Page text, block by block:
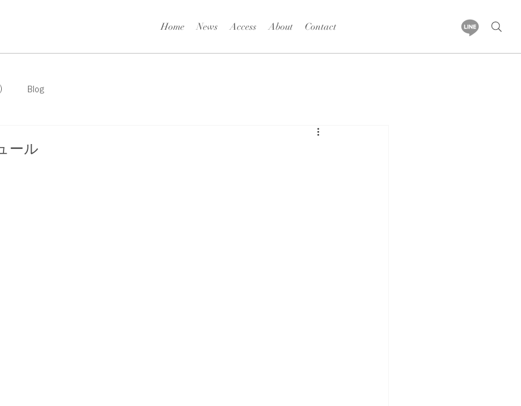
Home News Access About Contact
Blog
ール